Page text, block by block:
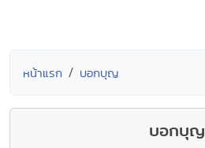
หน้าแรก บอกบุญ
บอกบุญ